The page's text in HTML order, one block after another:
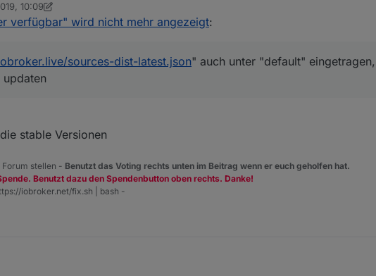
" http://iobroker.live/sources-dist.json
iobroker.live/sources-dist-latest.json" auch unter "default" eingetragen, dann
nicht richtig sein, oder?
10:09
4. Nov. 2019, 12:09
verfügbar" wird nicht mehr angezeigt:
sources-dist-latest.json" auch unter "default"
stable Versionen
stellen - Benutzt das Voting rechts unten im Beitrag wenn er euch geholfen hat.
Benutzt dazu den Spendenbutton oben rechts. Danke!
iobroker.net/fix.sh | bash -